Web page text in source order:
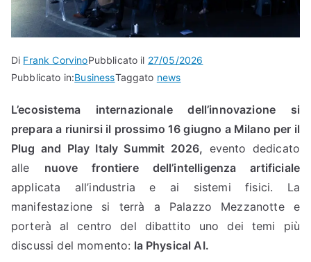
Di Frank CorvinoPubblicato il 27/05/2026
Pubblicato in:BusinessTaggato news
L’ecosistema internazionale dell’innovazione si
prepara a riunirsi il prossimo 16 giugno a Milano per il
Plug and Play Italy Summit 2026, evento dedicato
alle nuove frontiere dell’intelligenza artificiale
applicata all’industria e ai sistemi fisici. La
manifestazione si terrà a Palazzo Mezzanotte e
porterà al centro del dibattito uno dei temi più
discussi del momento: la Physical AI.